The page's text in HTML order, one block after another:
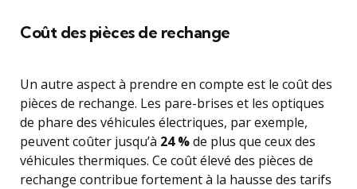
Coût des pièces de rechange
Un autre aspect à prendre en compte est le coût des
pièces de rechange. Les pare-brises et les optiques
de phare des véhicules électriques, par exemple,
peuvent coûter jusqu’à 24 %de plus que ceux des
véhicules thermiques. Ce coût élevé des pièces de
rechange contribue fortement à la hausse des tarifs